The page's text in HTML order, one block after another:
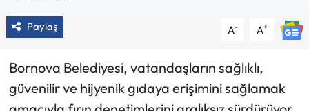
Paylaş A- A+
Bornova Belediyesi, vatandaşların sağlıklı,
güvenilir ve hijyenik gıdaya erişimini sağlamak